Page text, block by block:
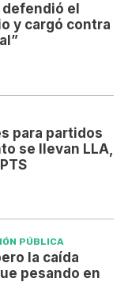
el
y cargó contra
para partidos
se llevan LLA,
PÚBLICA
la caída
pesando en